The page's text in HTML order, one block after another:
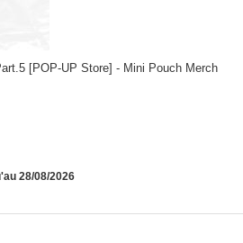
[POP-UP Store] - Mini Pouch Merch
28/08/2026